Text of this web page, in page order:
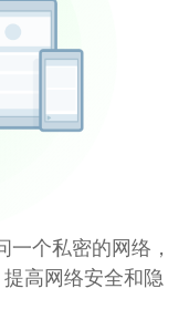
个私密的网络，
高网络安全和隐